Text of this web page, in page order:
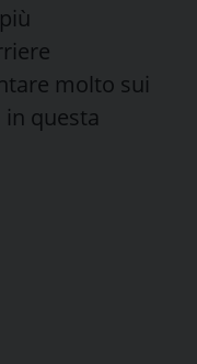
molto sui
questa